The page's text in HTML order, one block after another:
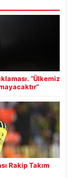
“Ülkemiz
Rakip Takım